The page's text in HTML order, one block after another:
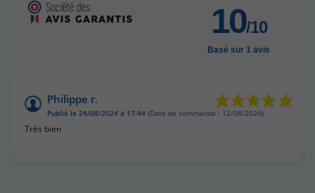
10/10
Basé sur 1 avis
Philippe r.
Publié le 24/08/2024 à 17:44 (Date de commande : 12/08/2024)
Très bien